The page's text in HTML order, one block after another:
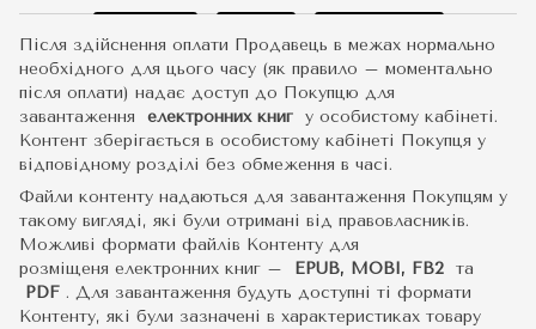
Після здійснення оплати Продавець в межах нормально
необхідного для цього часу (як правило – моментально
після оплати) надає доступ до Покупцю для
завантаження електронних книг у особистому кабінеті.
Контент зберігається в особистому кабінеті Покупця у
відповідному розділі без обмеження в часі.
Файли контенту надаються для завантаження Покупцям у
такому вигляді, які були отримані від правовласників.
Можливі формати файлів Контенту для
розміщеня електронних книг –
EPUB, MOBI, FB2 та
PDF . Для завантаження будуть доступні ті формати
Контенту, які були зазначені в характеристиках товару